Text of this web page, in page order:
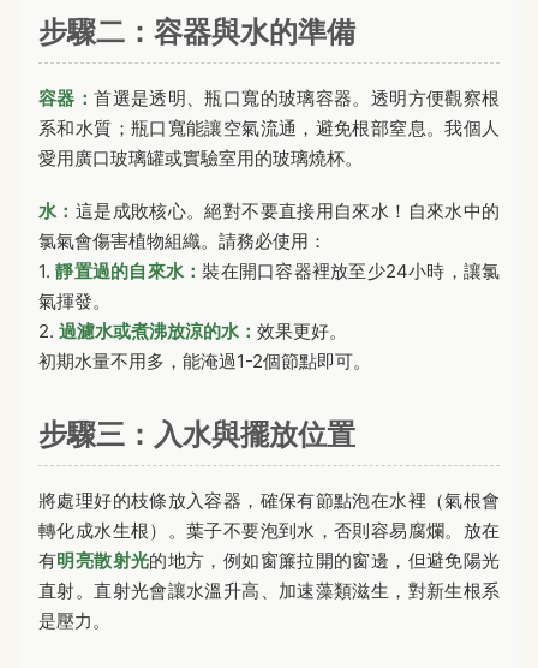
步驟二：容器與水的準備
容器：首選是透明、瓶口寬的玻璃容器。透明方便觀察根
系和水質；瓶口寬能讓空氣流通，避免根部窒息。我個人
愛用廣口玻璃罐或實驗室用的玻璃燒杯。
水： 這是成敗核心。絕對不要直接用自來水！自來水中的
氯氣會傷害植物組織。請務必使用：
1.靜置過的自來水：裝在開口容器裡放至少24小時，讓氯
氣揮發。
2. 過濾水或煮沸放涼的水： 效果更好。
初期水量不用多，能淹過1-2個節點即可。
步驟三：入水與擺放位置
將處理好的枝條放入容器，確保有節點泡在水裡（氣根會
轉化成水生根）。葉子不要泡到水，否則容易腐爛。放在
有明亮散射光的地方，例如窗簾拉開的窗邊，但避免陽光
直射。直射光會讓水溫升高、加速藻類滋生，對新生根系
是壓力。